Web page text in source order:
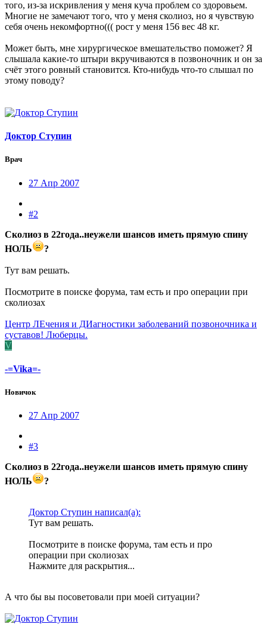
того, из-за искривления у меня куча проблем со здоровьем.
Многие не замечают того, что у меня сколиоз, но я чувствую
себя очень некомфортно((( рост у меня 156 вес 48 кг.
Может быть, мне хирургическое вмешательство поможет? Я
слышала какие-то штыри вкручиваются в позвоночник и он за
счёт этого ровный становится. Кто-нибудь что-то слышал по
этому поводу?
Доктор Ступин
Врач
27 Апр 2007
#2
Сколиоз в 22года..неужели шансов иметь прямую спину
НОЛЬ
?
Тут вам решать.
Посмотрите в поиске форума, там есть и про операции при
сколиозах
Центр ЛЕчения и ДИагностики заболеваний позвоночника и
суставов! Люберцы.
V
-=Vika=-
Новичок
27 Апр 2007
#3
Сколиоз в 22года..неужели шансов иметь прямую спину
НОЛЬ
?
Доктор Ступин написал(а):
Тут вам решать.
Посмотрите в поиске форума, там есть и про
операции при сколиозах
Нажмите для раскрытия...
А что бы вы посоветовали при моей ситуации?